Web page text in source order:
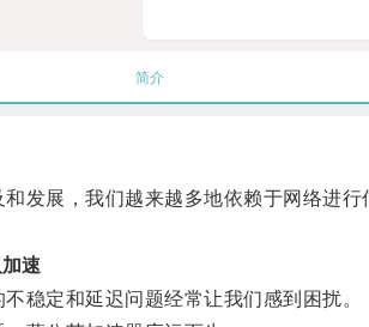
简介
展，我们越来越多地依赖于网络进行
速
定和延迟问题经常让我们感到困扰。